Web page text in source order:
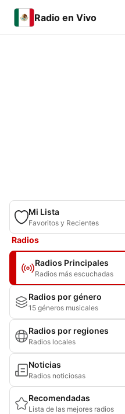
Radio en Vivo
Mi Lista
Favoritos y Recientes
Radios
Radios Principales
Radios más escuchadas
Radios por género
15 géneros musicales
Radios por regiones
Radios locales
Noticias
Radios noticiosas
Recomendadas
Lista de las mejores radios